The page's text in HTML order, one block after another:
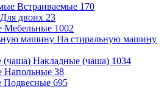
Встраиваемые 170
Для двоих 23
Мебельные 1002
На стиральную машину
Накладные (чаша) 1034
Напольные 38
Подвесные 695